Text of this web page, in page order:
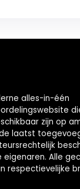
alles-in-één
zijn op
laatst
eigenaren. Alle
respectievelijke